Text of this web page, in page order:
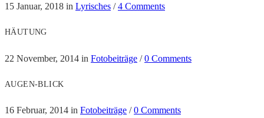
15 Januar, 2018 in Lyrisches /4 Comments
HÄUTUNG
22 November, 2014 in Fotobeiträge /0 Comments
AUGEN-BLICK
16 Februar, 2014 in Fotobeiträge /0 Comments